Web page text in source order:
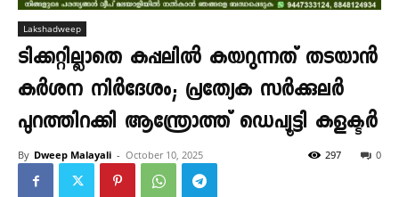
Lakshadweep
ടിക്കറ്റില്ലാതെ കപ്പലിൽ കയറുന്നത് തടയാൻ
കർശന നിർദേശം; പ്രത്യേക സർക്കുലർ
പുറത്തിറക്കി ആന്ത്രോത്ത് ഡെപ്യൂട്ടി കളക്ടർ
By Dweep Malayali - October 10, 2025 0
297